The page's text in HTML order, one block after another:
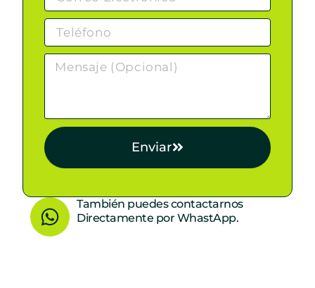
Enviar
W
h
También puedes contactarnos
Directamente por WhastApp.